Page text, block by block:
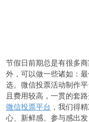
节假日前期总是有很多
外，可以做一些诸如：
选。微信投票活动制作
且费用较高，一贯的套
微信投票平台 ，我们得
心、新鲜感、参与感出